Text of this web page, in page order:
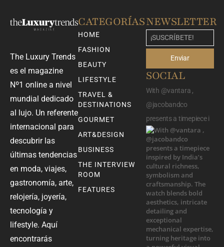
The Luxury Trends
es el magazine
Nº1 online a nivel
mundial dedicado
al lujo. Un referente
internacional para
descubrir las
últimas tendencias
en moda, viajes,
gastronomía, arte,
relojería, joyería,
tecnología y
lifestyle. Aquí
encontrarás
CATEGORÍAS
HOME
FASHION
BEAUTY
LIFESTYLE
TRAVEL &
DESTINATIONS
GOURMET
ART&DESIGN
BUSINESS
THE INTERVIEW
ROOM
FEATURES
NEWSLETTER
Enviar
SOCIAL
With @vantara ,
@jacobandco
presents a timepiece i